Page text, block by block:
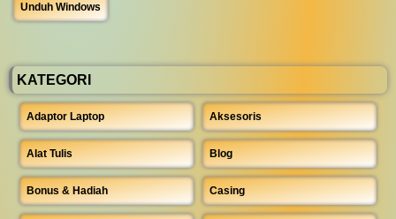
Unduh Windows
KATEGORI
Adaptor Laptop Aksesoris
Alat Tulis Blog
Bonus & Hadiah Casing